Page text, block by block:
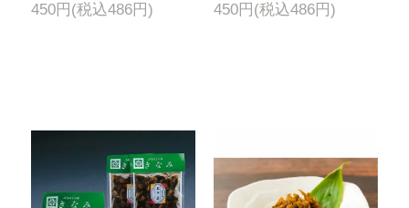
450円(税込486円) 450円(税込486円)